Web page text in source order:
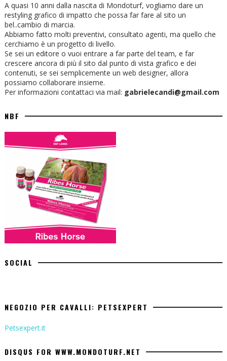
A quasi 10 anni dalla nascita di Mondoturf, vogliamo dare un
restyling grafico di impatto che possa far fare al sito un
bel..cambio di marcia.
Abbiamo fatto molti preventivi, consultato agenti, ma quello che
cerchiamo è un progetto di livello.
Se sei un editore o vuoi entrare a far parte del team, e far
crescere ancora di più il sito dal punto di vista grafico e dei
contenuti, se sei semplicemente un web designer, allora
possiamo collaborare insieme.
Per informazioni contattaci via mail: gabrielecandi@gmail.com
NBF
SOCIAL
NEGOZIO PER CAVALLI: PETSEXPERT
Petsexpert.it
DISQUS FOR WWW.MONDOTURF.NET